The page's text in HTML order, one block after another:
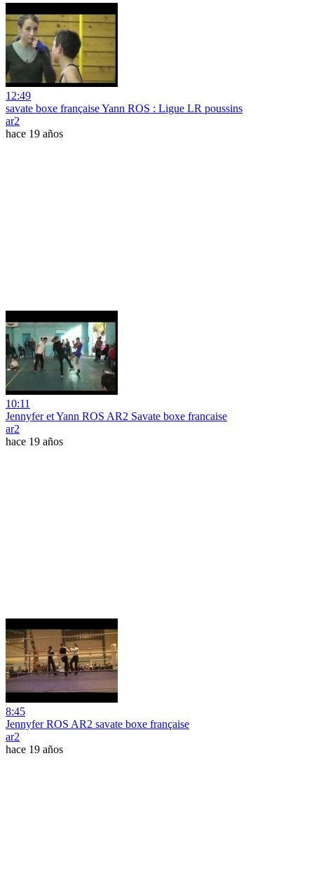
12:49
savate boxe française Yann ROS : Ligue LR poussins
ar2
hace 19 años
10:11
Jennyfer et Yann ROS AR2 Savate boxe francaise
ar2
hace 19 años
8:45
Jennyfer ROS AR2 savate boxe française
ar2
hace 19 años